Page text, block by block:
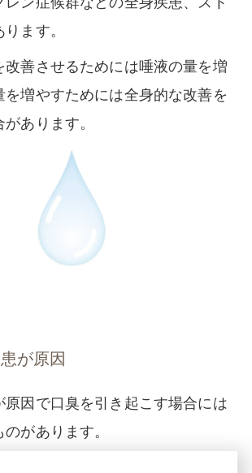
ます。
改善させるためには唾液の量を増
増やすためには全身的な改善を
あります。
が原因
因で口臭を引き起こす場合には
があります。